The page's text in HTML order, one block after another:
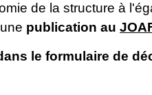
de la structure à
publication au
le formulaire de